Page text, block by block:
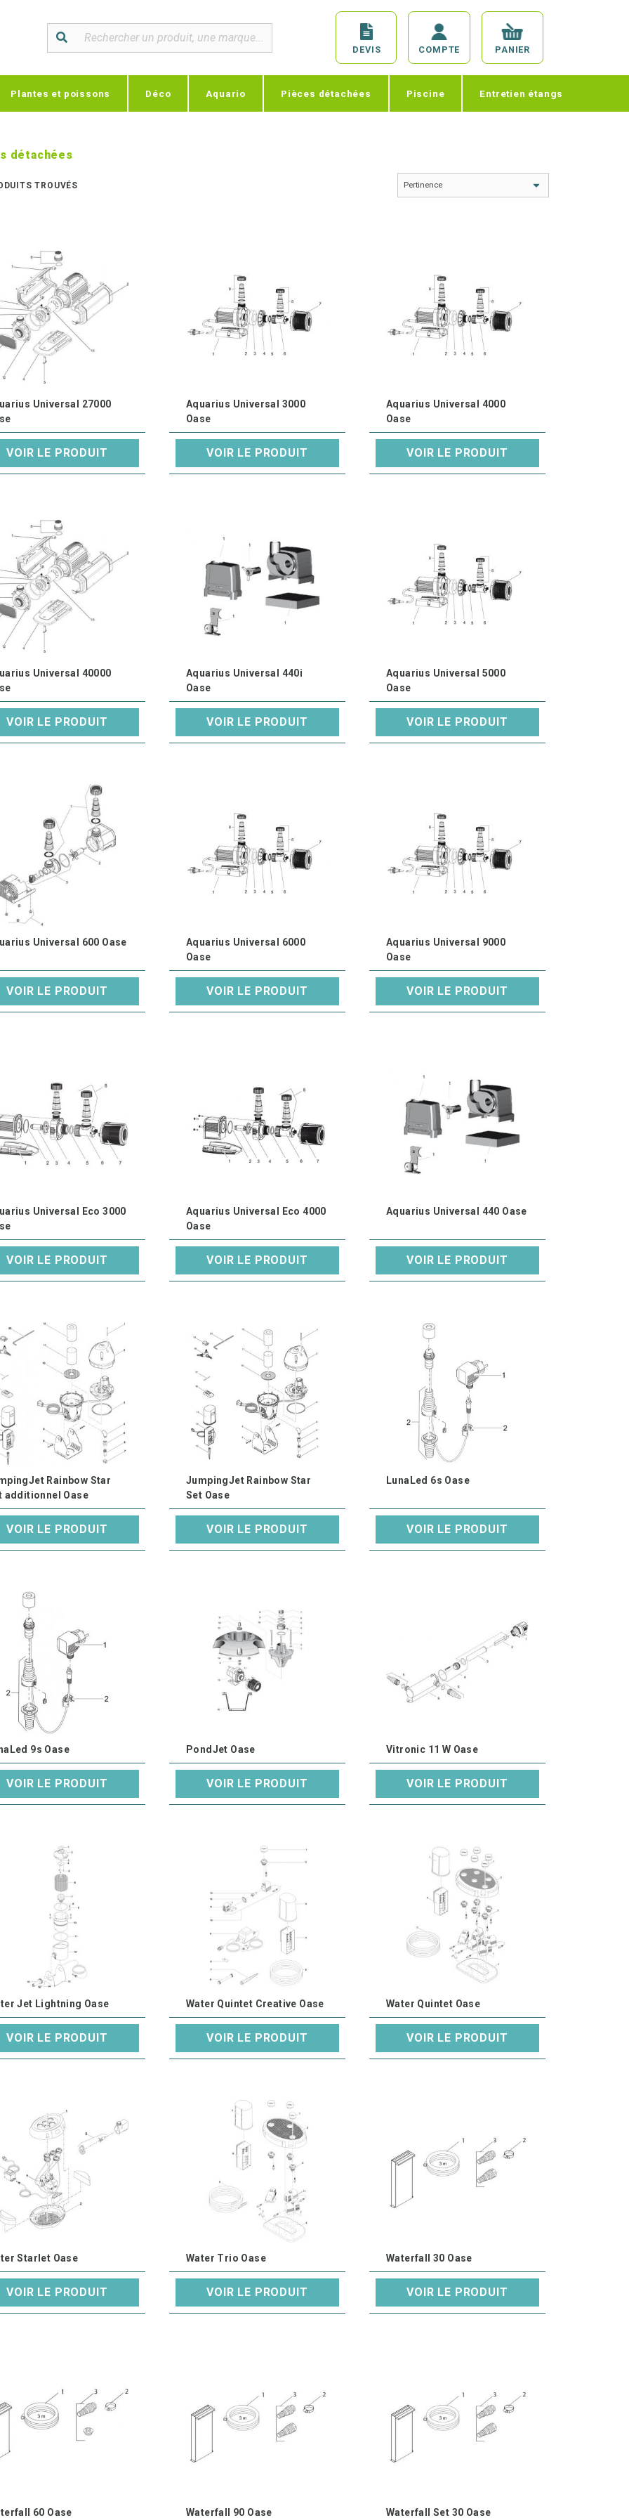
DEVIS COMPTE PANIER
Plantes et poissons Déco Aquario Pièces détachées Piscine Entretien étangs
détachées
TROUVÉS
Universal 27000
VOIR LE PRODUIT
Aquarius Universal 3000
Oase
VOIR LE PRODUIT
Aquarius Universal 4000
Oase
VOIR LE PRODUIT
Universal 40000
VOIR LE PRODUIT
Aquarius Universal 440i
Oase
VOIR LE PRODUIT
Aquarius Universal 5000
Oase
VOIR LE PRODUIT
Universal 600 Oase
VOIR LE PRODUIT
Aquarius Universal 6000
Oase
VOIR LE PRODUIT
Aquarius Universal 9000
Oase
VOIR LE PRODUIT
Universal Eco 3000
VOIR LE PRODUIT
Aquarius Universal Eco 4000
Oase
VOIR LE PRODUIT
Aquarius Universal 440 Oase
VOIR LE PRODUIT
Rainbow Star
additionnel Oase
VOIR LE PRODUIT
JumpingJet Rainbow Star
Set Oase
VOIR LE PRODUIT
LunaLed 6s Oase
VOIR LE PRODUIT
9s Oase
VOIR LE PRODUIT
PondJet Oase
VOIR LE PRODUIT
Vitronic 11 W Oase
VOIR LE PRODUIT
Jet Lightning Oase
VOIR LE PRODUIT
Water Quintet Creative Oase
VOIR LE PRODUIT
Water Quintet Oase
VOIR LE PRODUIT
Starlet Oase
VOIR LE PRODUIT
Water Trio Oase
VOIR LE PRODUIT
Waterfall 30 Oase
VOIR LE PRODUIT
60 Oase Waterfall 90 Oase Waterfall Set 30 Oase